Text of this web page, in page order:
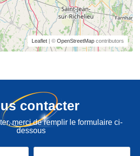
Leaflet | © OpenStreetMap contributors
contacter
merci de remplir le formulaire ci-
dessous